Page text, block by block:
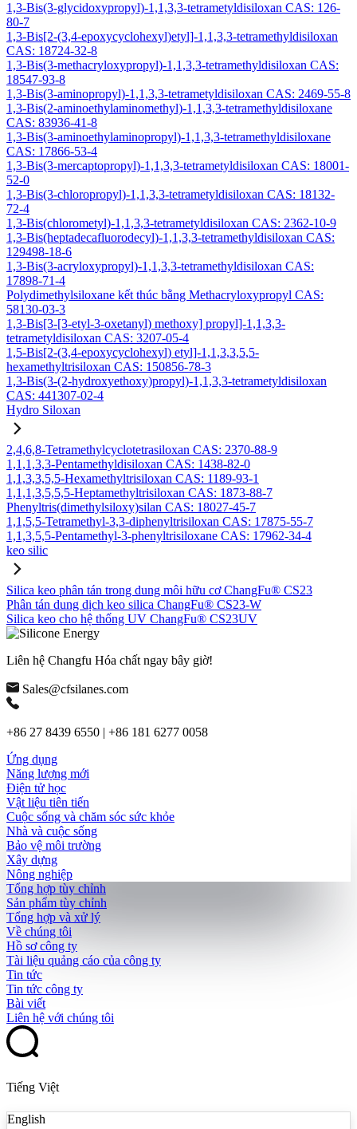
1,3-Bis(3-glycidoxypropyl)-1,1,3,3-tetrametyldisiloxan CAS: 126-
80-7
1,3-Bis[2-(3,4-epoxycyclohexyl)etyl]-1,1,3,3-tetramethyldisiloxan
CAS: 18724-32-8
1,3-Bis(3-methacryloxypropyl)-1,1,3,3-tetramethyldisiloxan CAS:
18547-93-8
1,3-Bis(3-aminopropyl)-1,1,3,3-tetrametyldisiloxan CAS: 2469-55-8
1,3-Bis(2-aminoethylaminomethyl)-1,1,3,3-tetramethyldisiloxane
CAS: 83936-41-8
1,3-Bis(3-aminoethylaminopropyl)-1,1,3,3-tetramethyldisiloxane
CAS: 17866-53-4
1,3-Bis(3-mercaptopropyl)-1,1,3,3-tetrametyldisiloxan CAS: 18001-
52-0
1,3-Bis(3-chloropropyl)-1,1,3,3-tetrametyldisiloxan CAS: 18132-
72-4
1,3-Bis(chlorometyl)-1,1,3,3-tetrametyldisiloxan CAS: 2362-10-9
1,3-Bis(heptadecafluorodecyl)-1,1,3,3-tetramethyldisiloxan CAS:
129498-18-6
1,3-Bis(3-acryloxypropyl)-1,1,3,3-tetramethyldisiloxan CAS:
17898-71-4
Polydimethylsiloxane kết thúc bằng Methacryloxypropyl CAS:
58130-03-3
1,3-Bis[3-[3-etyl-3-oxetanyl) methoxy] propyl]-1,1,3,3-
tetrametyldisiloxan CAS: 3207-05-4
1,5-Bis[2-(3,4-epoxycyclohexyl) etyl]-1,1,3,3,5,5-
hexamethyltrisiloxan CAS: 150856-78-3
1,3-Bis(3-(2-hydroxyethoxy)propyl)-1,1,3,3-tetrametyldisiloxan
CAS: 441307-02-4
Hydro Siloxan
2,4,6,8-Tetramethylcyclotetrasiloxan CAS: 2370-88-9
1,1,1,3,3-Pentamethyldisiloxan CAS: 1438-82-0
1,1,3,3,5,5-Hexamethyltrisiloxan CAS: 1189-93-1
1,1,1,3,5,5,5-Heptamethyltrisiloxan CAS: 1873-88-7
Phenyltris(dimethylsiloxy)silan CAS: 18027-45-7
1,1,5,5-Tetramethyl-3,3-diphenyltrisiloxan CAS: 17875-55-7
1,1,3,5,5-Pentamethyl-3-phenyltrisiloxane CAS: 17962-34-4
keo silic
Silica keo phân tán trong dung môi hữu cơ ChangFu® CS23
Phân tán dung dịch keo silica ChangFu® CS23-W
Silica keo cho hệ thống UV ChangFu® CS23UV
Liên hệ Changfu Hóa chất ngay bây giờ!
Sales@cfsilanes.com
+86 27 8439 6550 | +86 181 6277 0058
Ứng dụng
Năng lượng mới
Điện tử học
Vật liệu tiên tiến
Cuộc sống và chăm sóc sức khỏe
Nhà và cuộc sống
Bảo vệ môi trường
Xây dựng
Nông nghiệp
Tổng hợp tùy chỉnh
Sản phẩm tùy chỉnh
Tổng hợp và xử lý
Về chúng tôi
Hồ sơ công ty
Tài liệu quảng cáo của công ty
Tin tức
Tin tức công ty
Bài viết
Liên hệ với chúng tôi
Tiếng Việt
English